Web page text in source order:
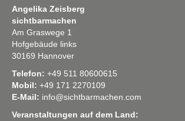
Angelika Zeisberg
sichtbarmachen
Am Graswege 1
Hofgebäude links
30169 Hannover
Telefon: +49 511 80600615
Mobil: +49 171 2270109
E-Mail: info@sichtbarmachen.com
Veranstaltungen auf dem Land: